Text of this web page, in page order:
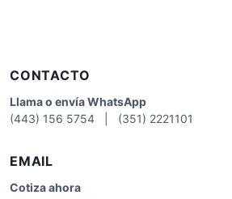
CONTACTO
Llama o envía WhatsApp
(443) 156 5754 | (351) 2221101
EMAIL
Cotizaahora